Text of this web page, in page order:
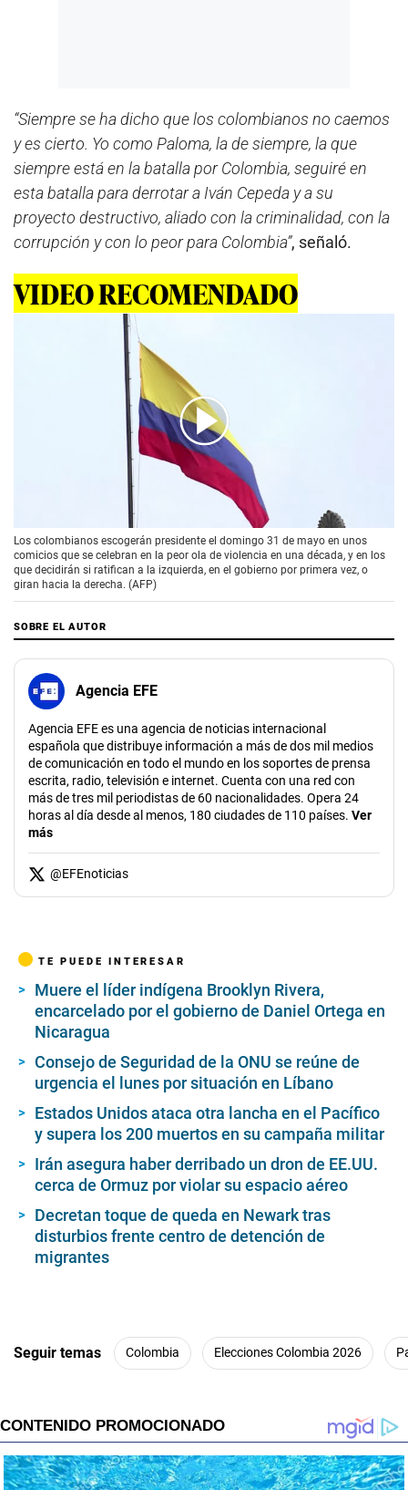
“Siempre se ha dicho que los colombianos no caemos
y es cierto. Yo como Paloma, la de siempre, la que
siempre está en la batalla por Colombia, seguiré en
esta batalla para derrotar a Iván Cepeda y a su
proyecto destructivo, aliado con la criminalidad, con la
corrupción y con lo peor para Colombia”, señaló.
VIDEO RECOMENDADO
03:19
Los colombianos escogerán presidente el domingo 31 de mayo en unos
comicios que se celebran en la peor ola de violencia en una década, y en los
que decidirán si ratifican a la izquierda, en el gobierno por primera vez, o
giran hacia la derecha. (AFP)
SOBRE EL AUTOR
Agencia EFE
Agencia EFE es una agencia de noticias internacional
española que distribuye información a más de dos mil medios
de comunicación en todo el mundo en los soportes de prensa
escrita, radio, televisión e internet. Cuenta con una red con
más de tres mil periodistas de 60 nacionalidades. Opera 24
horas al día desde al menos, 180 ciudades de 110 países. Ver
más
@EFEnoticias
TE PUEDE INTERESAR
Muere el líder indígena Brooklyn Rivera,
encarcelado por el gobierno de Daniel Ortega en
Nicaragua
Consejo de Seguridad de la ONU se reúne de
urgencia el lunes por situación en Líbano
Estados Unidos ataca otra lancha en el Pacífico
y supera los 200 muertos en su campaña militar
Irán asegura haber derribado un dron de EE.UU.
cerca de Ormuz por violar su espacio aéreo
Decretan toque de queda en Newark tras
disturbios frente centro de detención de
migrantes
Seguir temas Colombia Elecciones Colombia 2026